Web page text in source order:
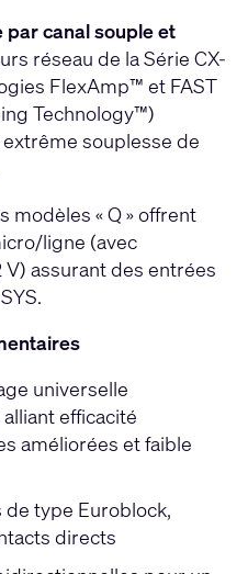
canal souple et
réseau de la Série CX-
FlexAmp™ et FAST
Technology™)
extrême souplesse de
modèles « Q » offrent
ligne (avec
assurant des entrées
universelle
efficacité
améliorées et faible
type Euroblock,
directs